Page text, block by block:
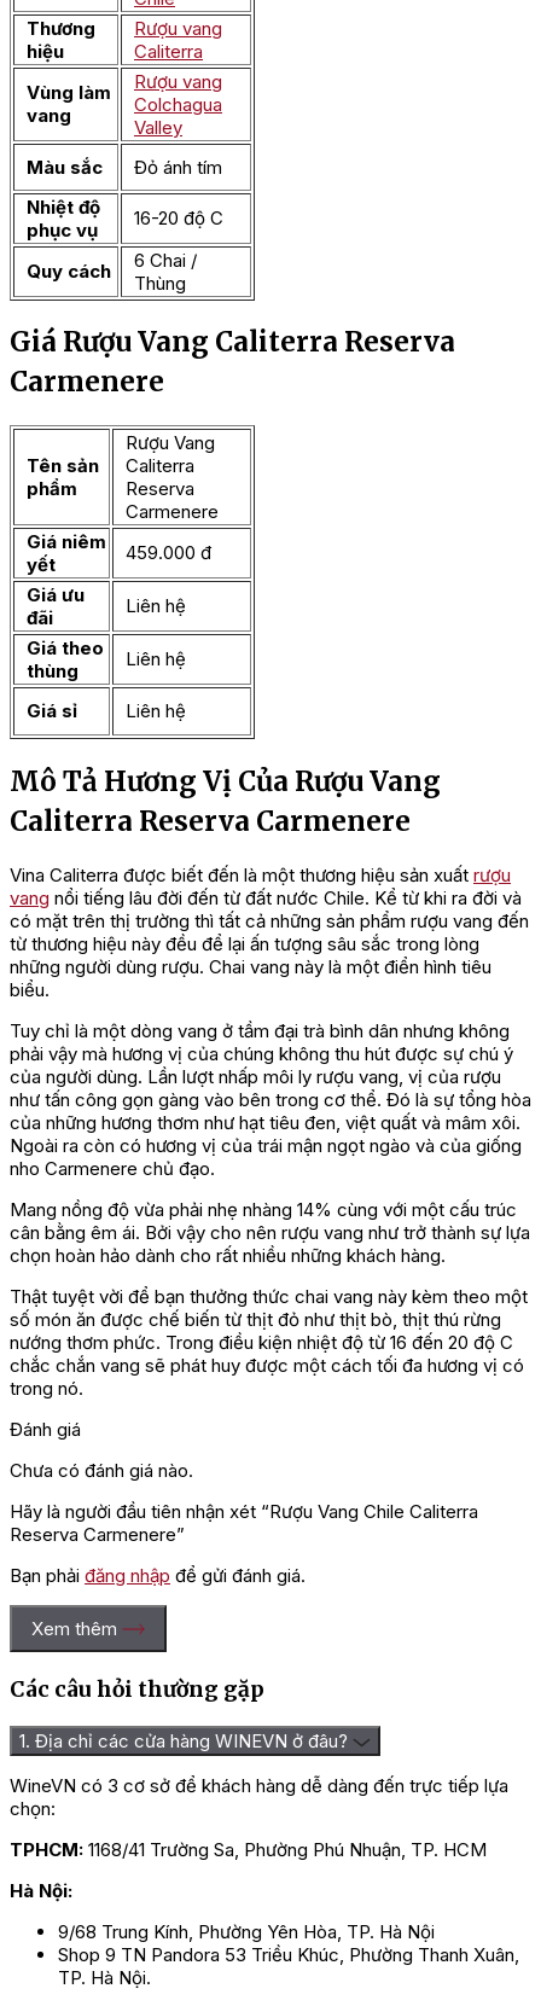
Thương
hiệu
Rượu vang
Caliterra
Vùng làm
vang
Rượu vang
Colchagua
Valley
Màu sắc
Đỏ ánh tím
Nhiệt độ
phục vụ
16-20 độ C
Quy cách
6 Chai /
Thùng
Giá Rượu Vang Caliterra Reserva
Carmenere
Tên sản
phẩm
Rượu Vang
Caliterra
Reserva
Carmenere
Giá niêm
yết
459.000 đ
Giá ưu
đãi
Liên hệ
Giá theo
thùng
Liên hệ
Giá sỉ Liên hệ
Mô Tả Hương Vị Của Rượu Vang
Caliterra Reserva Carmenere
Vina Caliterra được biết đến là một thương hiệu sản xuất rượu
vang nổi tiếng lâu đời đến từ đất nước Chile. Kể từ khi ra đời và
có mặt trên thị trường thì tất cả những sản phẩm rượu vang đến
từ thương hiệu này đều để lại ấn tượng sâu sắc trong lòng
những người dùng rượu. Chai vang này là một điển hình tiêu
biểu.
Tuy chỉ là một dòng vang ở tầm đại trà bình dân nhưng không
phải vậy mà hương vị của chúng không thu hút được sự chú ý
của người dùng. Lần lượt nhấp môi ly rượu vang, vị của rượu
như tấn công gọn gàng vào bên trong cơ thể. Đó là sự tổng hòa
của những hương thơm như hạt tiêu đen, việt quất và mâm xôi.
Ngoài ra còn có hương vị của trái mận ngọt ngào và của giống
nho Carmenere chủ đạo.
Mang nồng độ vừa phải nhẹ nhàng 14% cùng với một cấu trúc
cân bằng êm ái. Bởi vậy cho nên rượu vang như trở thành sự lựa
chọn hoàn hảo dành cho rất nhiều những khách hàng.
Thật tuyệt vời để bạn thưởng thức chai vang này kèm theo một
số món ăn được chế biến từ thịt đỏ như thịt bò, thịt thú rừng
nướng thơm phức. Trong điều kiện nhiệt độ từ 16 đến 20 độ C
chắc chắn vang sẽ phát huy được một cách tối đa hương vị có
trong nó.
Đánh giá
Chưa có đánh giá nào.
Hãy là người đầu tiên nhận xét “Rượu Vang Chile Caliterra
Reserva Carmenere”
Bạn phải đăng nhập để gửi đánh giá.
Xem thêm
Các câu hỏi thường gặp
1. Địa chỉ các cửa hàng WINEVN ở đâu?
WineVN có 3 cơ sở để khách hàng dễ dàng đến trực tiếp lựa
chọn:
TPHCM: 1168/41 Trường Sa, Phường Phú Nhuận, TP. HCM
Hà Nội:
9/68 Trung Kính, Phường Yên Hòa, TP. Hà Nội
Shop 9 TN Pandora 53 Triều Khúc, Phường Thanh Xuân,
TP. Hà Nội.